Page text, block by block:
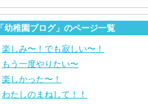
「幼稚園ブログ」のページ一覧
楽しみ〜！でも寂しい〜！
もう一度やりたい〜
楽しかった〜！
わたしのまねして！！